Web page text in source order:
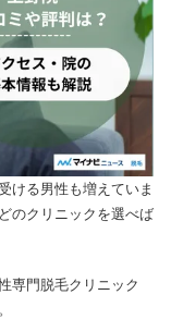
ける男性も増えていま
のクリニックを選べば
専門脱毛クリニック